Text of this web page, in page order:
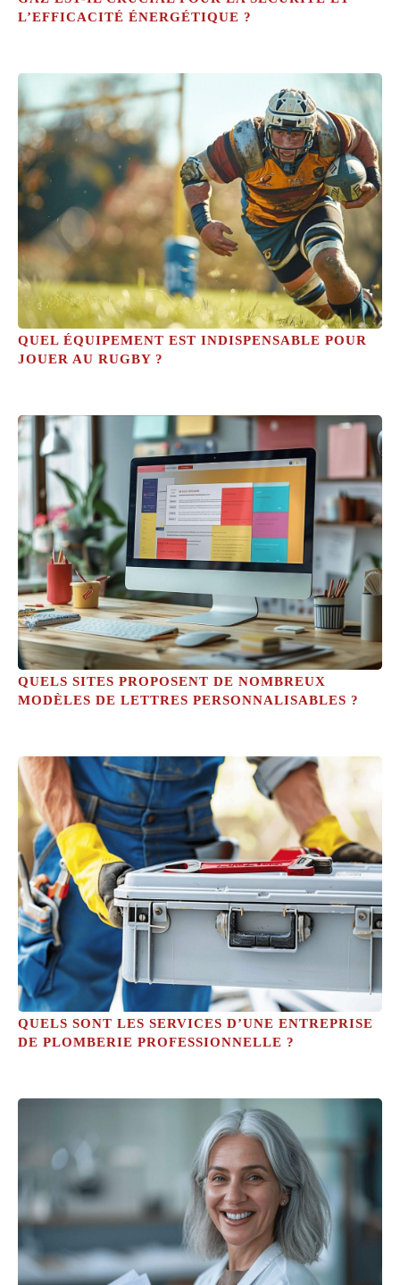
L’EFFICACITÉ ÉNERGÉTIQUE ?
QUEL ÉQUIPEMENT EST INDISPENSABLE POUR
JOUER AU RUGBY ?
QUELS SITES PROPOSENT DE NOMBREUX
MODÈLES DE LETTRES PERSONNALISABLES ?
QUELS SONT LES SERVICES D’UNE ENTREPRISE
DE PLOMBERIE PROFESSIONNELLE ?